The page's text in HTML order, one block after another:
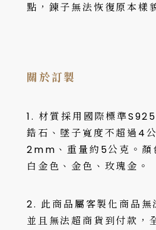
點，鍊子無法恢復原本樣
關於訂製
1. 材質採用國際標準
鋯石、墜子寬度不超過4
2mm、重量約5公克。顏
白金色、金色、玫瑰金。
2. 此商品屬客製化商品無
並且無法超商貨到付款，